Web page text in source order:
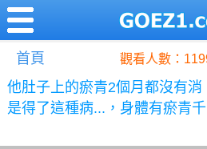
首頁 觀看人數：
他肚子上的瘀青2個月都沒有
是得了這種病...，身體有瘀青